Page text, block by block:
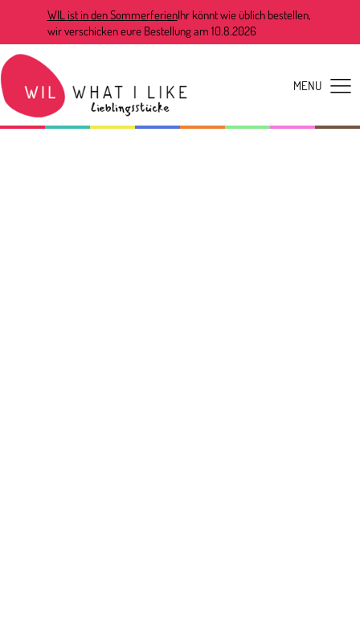
WIL ist in den SommerferienIhr könnt wie üblich bestellen,
wir verschicken eure Bestellung am 10.8.2026